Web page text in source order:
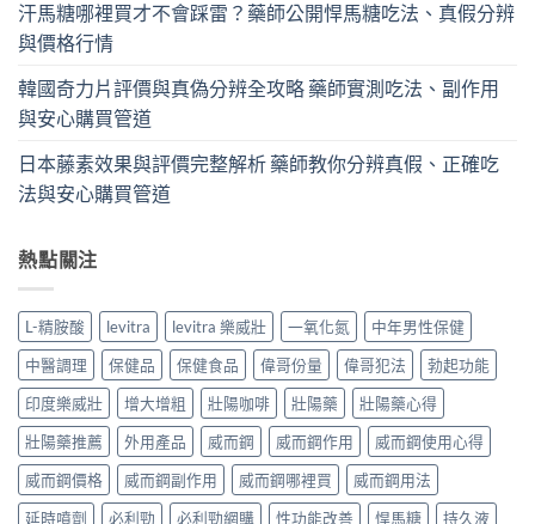
汗馬糖哪裡買才不會踩雷？藥師公開悍馬糖吃法、真假分辨
與價格行情
韓國奇力片評價與真偽分辨全攻略 藥師實測吃法、副作用
與安心購買管道
日本藤素效果與評價完整解析 藥師教你分辨真假、正確吃
法與安心購買管道
熱點關注
L-精胺酸 levitra levitra 樂威壯 一氧化氮
中年男性保健
中醫調理
保健品 保健食品 偉哥份量 偉哥犯法
勃起功能
印度樂威壯
增大增粗 壯陽咖啡 壯陽藥
壯陽藥心得
壯陽藥推薦
外用產品 威而鋼 威而鋼作用
威而鋼使用心得
威而鋼價格
威而鋼副作用 威而鋼哪裡買
威而鋼用法
延時噴劑
必利勁 必利勁網購 性功能改善 悍馬糖
持久液